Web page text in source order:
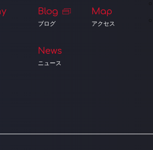
Blog
ブログ
News
ニュース
Map
アクセス